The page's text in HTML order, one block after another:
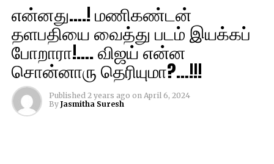
என்னது….! மணிகண்டன்
தளபதியை வைத்து படம் இயக்கப்
போறாரா!…. விஜய் என்ன
சொன்னாரு தெரியுமா?…!!!
Published 2 years ago on April 6, 2024
By Jasmitha Suresh